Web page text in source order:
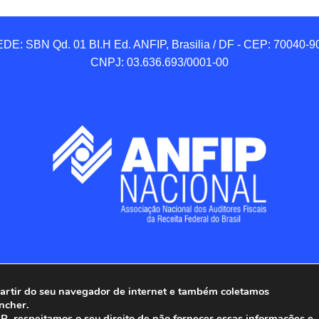
SBN Qd. 01 BI.H Ed. ANFIP, Brasilia / DF - CEP: 70040-
CNPJ: 03.636.693/0001-00
Nacional dos Auditores Fiscais da Receita Federal
do seu navegador de internet e também coletamos